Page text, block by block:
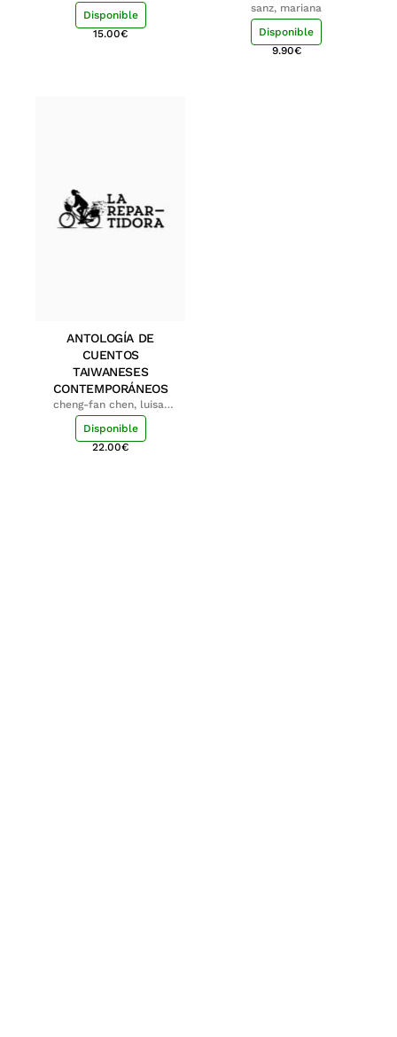
Disponible
15.00€
sanz, mariana
Disponible
9.90€
ANTOLOGÍA DE
CUENTOS
TAIWANESES
CONTEMPORÁNEOS
cheng-fan chen, luisa;
shu-ying chang, luisa
Disponible
22.00€